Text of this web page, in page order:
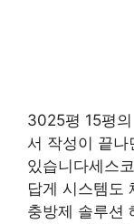
3025평 15평
서 작성이 끝
있습니다세스
답게 시스템도
충방제 솔루션